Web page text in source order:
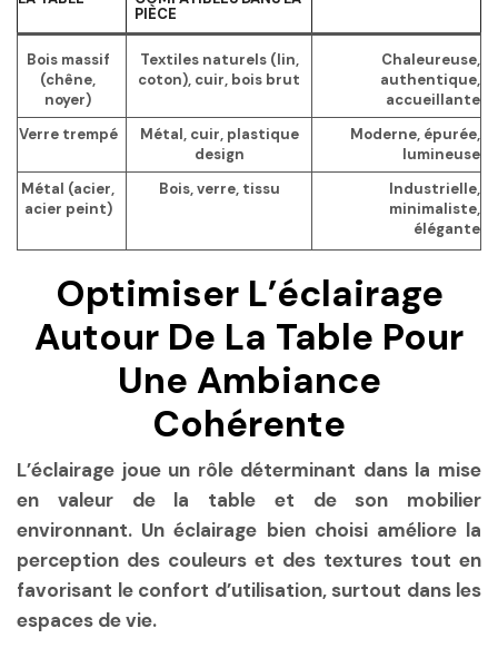
PIÈCE
Bois massif
(chêne,
noyer)
Textiles naturels (lin,
coton), cuir, bois brut
Chaleureuse,
authentique,
accueillante
Verre trempé
Métal, cuir, plastique
design
Moderne, épurée,
lumineuse
Métal (acier,
acier peint)
Bois, verre, tissu
Industrielle,
minimaliste,
élégante
Optimiser L’éclairage
Autour De La Table Pour
Une Ambiance
Cohérente
L’éclairage joue un rôle déterminant dans la mise
en valeur de la table et de son mobilier
environnant. Un éclairage bien choisi améliore la
perception des couleurs et des textures tout en
favorisant le confort d’utilisation, surtout dans les
espaces de vie.